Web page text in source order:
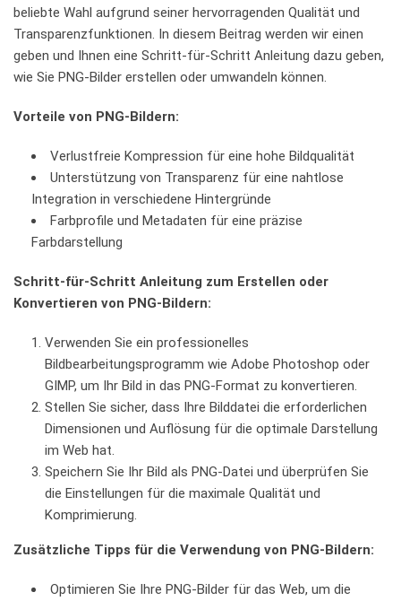
beliebte⁢ Wahl aufgrund seiner ‌hervorragenden Qualität und
‍Transparenzfunktionen. ‌In diesem Beitrag⁢ werden​ wir einen ​
geben und Ihnen eine Schritt-für-Schritt Anleitung dazu geben, ​
wie Sie⁣ PNG-Bilder erstellen oder umwandeln⁤ können.
Vorteile von PNG-Bildern:
Verlustfreie⁤ Kompression für‍ eine hohe Bildqualität
Unterstützung von Transparenz​ für eine‌ nahtlose
Integration⁢ in verschiedene Hintergründe
Farbprofile ⁤und Metadaten für eine präzise
Farbdarstellung
Schritt-für-Schritt⁣ Anleitung zum ⁤Erstellen oder
Konvertieren von ⁢PNG-Bildern:
Verwenden Sie ein professionelles
Bildbearbeitungsprogramm wie Adobe Photoshop⁣ oder
⁣GIMP, um Ihr Bild in das ⁢PNG-Format zu konvertieren.
Stellen⁤ Sie ‌sicher, ⁤dass Ihre Bilddatei die‌ erforderlichen
Dimensionen und Auflösung ⁤für die ⁣optimale Darstellung‌
im​ Web hat.
Speichern Sie Ihr Bild​ als PNG-Datei und überprüfen Sie
die ⁣Einstellungen ‍für die⁢ maximale‍ Qualität‍ und
Komprimierung.
Zusätzliche Tipps‌ für die⁢ Verwendung‍ von ‍PNG-Bildern:
Optimieren⁣ Sie Ihre PNG-Bilder für das Web, ⁢um die